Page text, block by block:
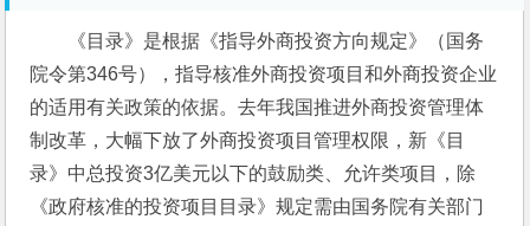
《目录》是根据《指导外商投资方向规定》（国务
院令第346号），指导核准外商投资项目和外商投资企业
的适用有关政策的依据。去年我国推进外商投资管理体
制改革，大幅下放了外商投资项目管理权限，新《目
录》中总投资3亿美元以下的鼓励类、允许类项目，除
《政府核准的投资项目目录》规定需由国务院有关部门